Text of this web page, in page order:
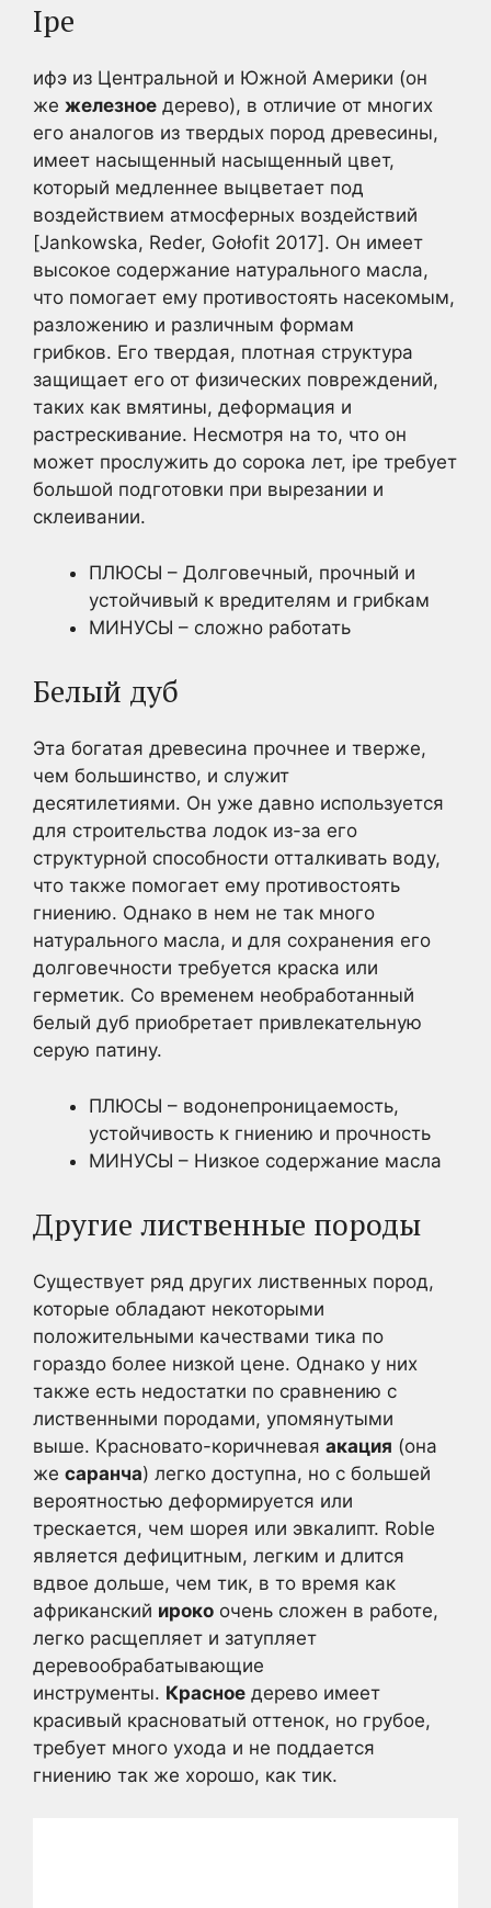
Ipe
ифэ из Центральной и Южной Америки (он
же железное дерево), в отличие от многих
его аналогов из твердых пород древесины,
имеет насыщенный насыщенный цвет,
который медленнее выцветает под
воздействием атмосферных воздействий
[Jankowska, Reder, Gołofit 2017]. Он имеет
высокое содержание натурального масла,
что помогает ему противостоять насекомым,
разложению и различным формам
грибков. Его твердая, плотная структура
защищает его от физических повреждений,
таких как вмятины, деформация и
растрескивание. Несмотря на то, что он
может прослужить до сорока лет, ipe требует
большой подготовки при вырезании и
склеивании.
ПЛЮСЫ – Долговечный, прочный и
устойчивый к вредителям и грибкам
МИНУСЫ – сложно работать
Белый дуб
Эта богатая древесина прочнее и тверже,
чем большинство, и служит
десятилетиями. Он уже давно используется
для строительства лодок из-за его
структурной способности отталкивать воду,
что также помогает ему противостоять
гниению. Однако в нем не так много
натурального масла, и для сохранения его
долговечности требуется краска или
герметик. Со временем необработанный
белый дуб приобретает привлекательную
серую патину.
ПЛЮСЫ – водонепроницаемость,
устойчивость к гниению и прочность
МИНУСЫ – Низкое содержание масла
Другие лиственные породы
Существует ряд других лиственных пород,
которые обладают некоторыми
положительными качествами тика по
гораздо более низкой цене. Однако у них
также есть недостатки по сравнению с
лиственными породами, упомянутыми
выше. Красновато-коричневая акация (она
же саранча) легко доступна, но с большей
вероятностью деформируется или
трескается, чем шорея или эвкалипт. Roble
является дефицитным, легким и длится
вдвое дольше, чем тик, в то время как
африканский ироко очень сложен в работе,
легко расщепляет и затупляет
деревообрабатывающие
инструменты. Красное дерево имеет
красивый красноватый оттенок, но грубое,
требует много ухода и не поддается
гниению так же хорошо, как тик.